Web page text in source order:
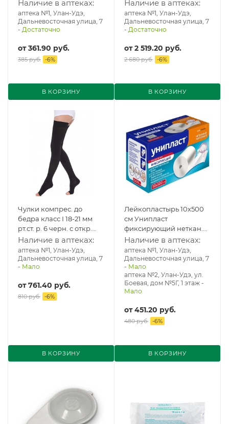
Наличие в аптеках:
аптека №1, Улан-Удэ,
Дальневосточная улица, 7
- Достаточно
от361.90 руб.
385 руб. -6%
В КОРЗИНУ
Наличие в аптеках:
аптека №1, Улан-Удэ,
Дальневосточная улица, 7
- Достаточно
от2 519.20 руб.
2 680 руб. -6%
В КОРЗИНУ
Чулки компрес. до
бедра класс I 18-21 мм
рт.ст. р. 6 черн. с откр.
мыском Ч1(п)-К
Наличие в аптеках:
аптека №1, Улан-Удэ,
Дальневосточная улица, 7
- Мало
от761.40 руб.
810 руб. -6%
В КОРЗИНУ
Лейкопластырь 10х500
см Унипласт
фиксирующий неткан.
основа
Наличие в аптеках:
аптека №1, Улан-Удэ,
Дальневосточная улица, 7
- Мало
аптека №2, Улан-Удэ, ул.
Боевая, дом №5Г, 1 этаж -
Мало
от451.20 руб.
480 руб. -6%
В КОРЗИНУ